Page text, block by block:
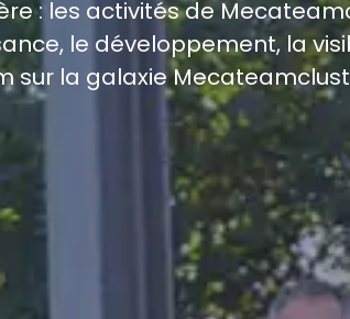
: les activités de
le développement, la
sur la galaxie